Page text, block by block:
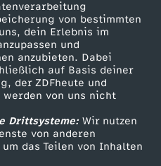
von bestimmten
dein Erlebnis im
und
anzubieten. Dabei
auf Basis deiner
der ZDFheute und
von uns nicht
Drittsysteme:Wir nutzen
von anderen
das Teilen von Inhalten
Zuschauerservice
Hilfe